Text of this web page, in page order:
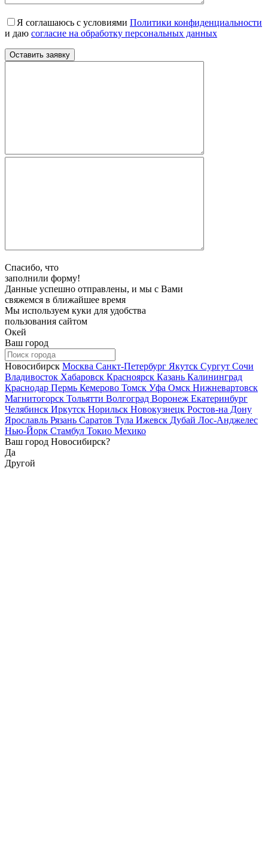
Я соглашаюсь с условиями Политики конфиденциальности
и даю согласие на обработку персональных данных
Спасибо, что
заполнили форму!
Данные успешно отправлены, и мы с Вами
свяжемся в ближайшее время
Мы используем куки для удобства
пользования сайтом
Окей
Ваш город
Новосибирск Москва Санкт-Петербург Якутск Сургут Сочи
Владивосток Хабаровск Красноярск Казань Калининград
Краснодар Пермь Кемерово Томск Уфа Омск Нижневартовск
Магнитогорск Тольятти Волгоград Воронеж Екатеринбург
Челябинск Иркутск Норильск Новокузнецк Ростов-на Дону
Ярославль Рязань Саратов Тула Ижевск Дубай Лос-Анджелес
Нью-Йорк Стамбул Токио Мехико
Ваш город Новосибирск?
Да
Другой